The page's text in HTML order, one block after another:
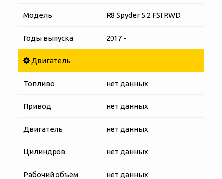
Модель R8 Spyder 5.2 FSI RWD
Годы выпуска 2017 -
Двигатель
Топливо нет данных
Привод нет данных
Двигатель нет данных
Цилиндров нет данных
Рабочий объём нет данных